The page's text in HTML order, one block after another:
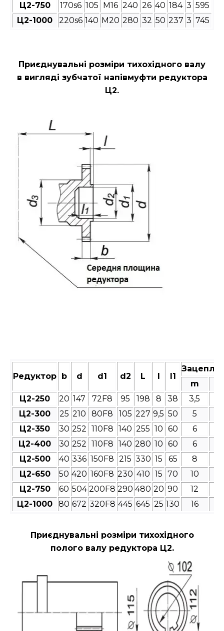
Ц2-750
170s6 105 М16 240 26 40 184 3 595
Ц2-1000
220s6 140 М20 280 32 50 237 3 745
Приєднувальні розміри тихохідного валу
в вигляді зубчатої напівмуфти редуктора
Ц2.
Редуктор b d d1 d2 L l1
m
Ц2-250
20 147 72F8 95 198 8 38 3,5
Ц2-300
25 210 80F8 105 227 9,5 50 5
Ц2-350
30 252 110F8 140 255 10 60 6
Ц2-400
30 252 110F8 140 280 10 60 6
Ц2-500
40 336 150F8 215 330 15 65 8
Ц2-650
50 420 160F8 230 410 15 70 10
Ц2-750
60 504 200F8 290 480 20 90 12
Ц2-1000
80 672 320F8 445 645 25 130 16
Приєднувальні розміри тихохідного
полого валу редуктора Ц2.